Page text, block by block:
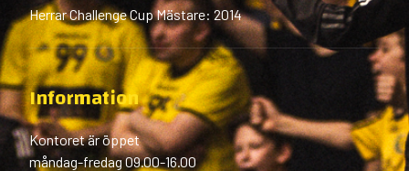
Herrar Challenge Cup Mästare: 2014
Information
Kontoret är öppet
måndag-fredag 09.00-16.00